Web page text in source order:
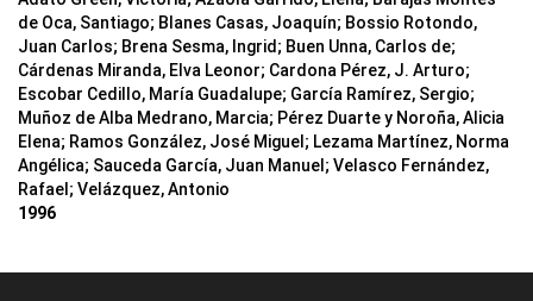
de Oca, Santiago; Blanes Casas, Joaquín; Bossio Rotondo,
Juan Carlos; Brena Sesma, Ingrid; Buen Unna, Carlos de;
Cárdenas Miranda, Elva Leonor; Cardona Pérez, J. Arturo;
Escobar Cedillo, María Guadalupe; García Ramírez, Sergio;
Muñoz de Alba Medrano, Marcia; Pérez Duarte y Noroña, Alicia
Elena; Ramos González, José Miguel; Lezama Martínez, Norma
Angélica; Sauceda García, Juan Manuel; Velasco Fernández,
Rafael; Velázquez, Antonio
1996